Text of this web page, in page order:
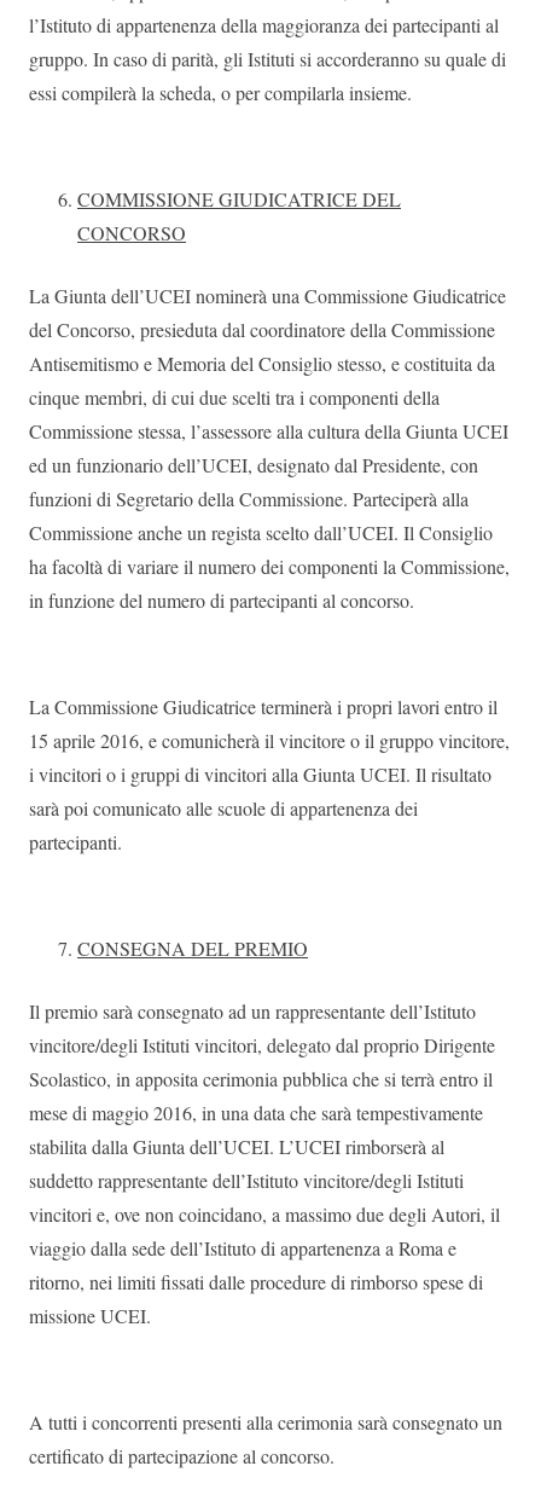
l’Istituto di appartenenza della maggioranza dei partecipanti al
gruppo. In caso di parità, gli Istituti si accorderanno su quale di
essi compilerà la scheda, o per compilarla insieme.
COMMISSIONE GIUDICATRICE DEL
CONCORSO
La Giunta dell’UCEI nominerà una Commissione Giudicatrice
del Concorso, presieduta dal coordinatore della Commissione
Antisemitismo e Memoria del Consiglio stesso, e costituita da
cinque membri, di cui due scelti tra i componenti della
Commissione stessa, l’assessore alla cultura della Giunta UCEI
ed un funzionario dell’UCEI, designato dal Presidente, con
funzioni di Segretario della Commissione. Parteciperà alla
Commissione anche un regista scelto dall’UCEI. Il Consiglio
ha facoltà di variare il numero dei componenti la Commissione,
in funzione del numero di partecipanti al concorso.
La Commissione Giudicatrice terminerà i propri lavori entro il
15 aprile 2016, e comunicherà il vincitore o il gruppo vincitore,
i vincitori o i gruppi di vincitori alla Giunta UCEI. Il risultato
sarà poi comunicato alle scuole di appartenenza dei
partecipanti.
CONSEGNA DEL PREMIO
Il premio sarà consegnato ad un rappresentante dell’Istituto
vincitore/degli Istituti vincitori, delegato dal proprio Dirigente
Scolastico, in apposita cerimonia pubblica che si terrà entro il
mese di maggio 2016, in una data che sarà tempestivamente
stabilita dalla Giunta dell’UCEI. L’UCEI rimborserà al
suddetto rappresentante dell’Istituto vincitore/degli Istituti
vincitori e, ove non coincidano, a massimo due degli Autori, il
viaggio dalla sede dell’Istituto di appartenenza a Roma e
ritorno, nei limiti fissati dalle procedure di rimborso spese di
missione UCEI.
A tutti i concorrenti presenti alla cerimonia sarà consegnato un
certificato di partecipazione al concorso.